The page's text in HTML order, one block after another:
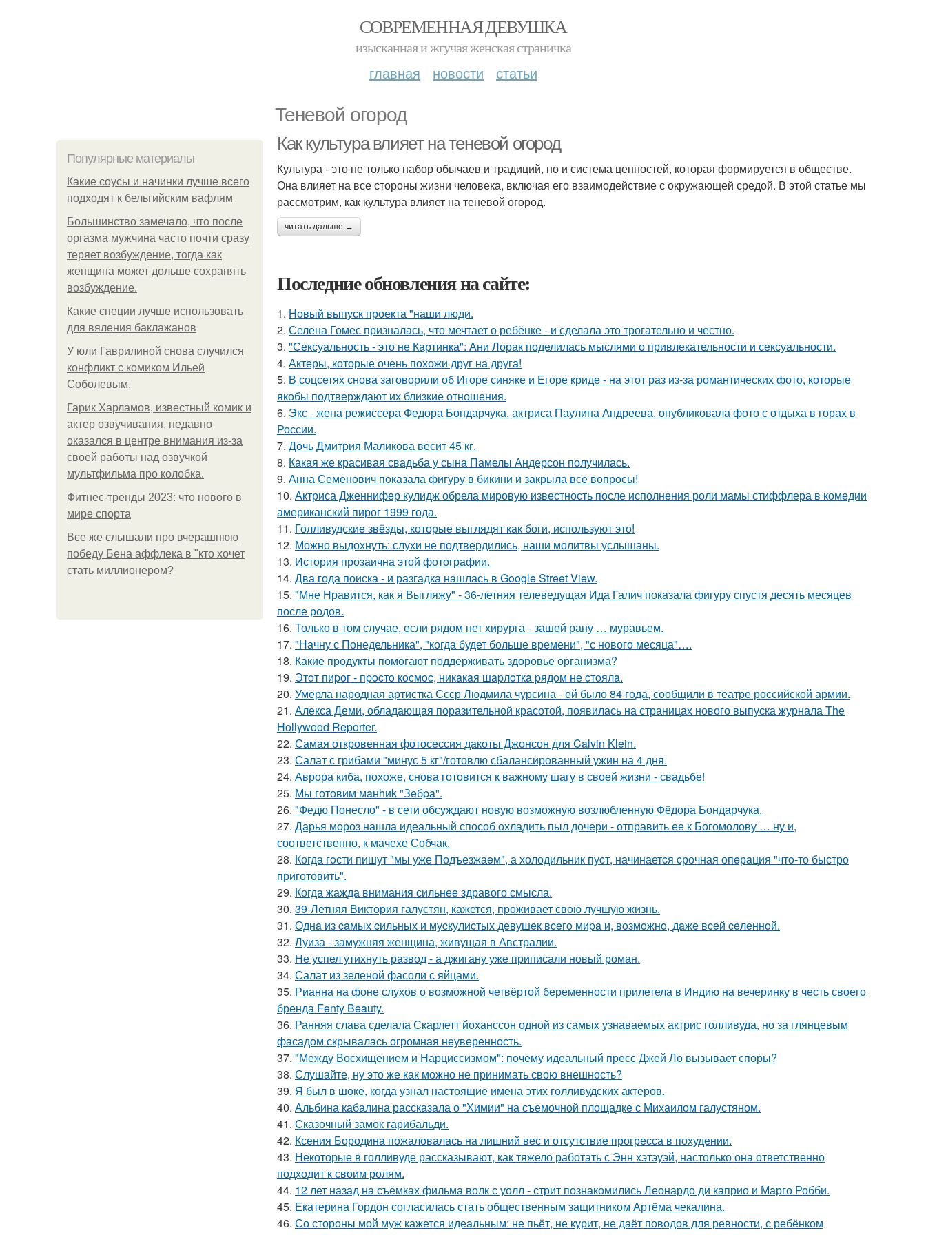
СОВРЕМЕННАЯ ДЕВУШКА
изысканная и жгучая женская страничка
главная новости статьи
Теневой огород
Популярные материалы
Какие соусы и начинки лучше всего
подходят к бельгийским вафлям
Большинство замечало, что после
оргазма мужчина часто почти сразу
теряет возбуждение, тогда как
женщина может дольше сохранять
возбуждение.
Какие специи лучше использовать
для вяления баклажанов
У юли Гаврилиной снова случился
конфликт с комиком Ильей
Соболевым.
Гарик Харламов, известный комик и
актер озвучивания, недавно
оказался в центре внимания из-за
своей работы над озвучкой
мультфильма про колобка.
Фитнес-тренды 2023: что нового в
мире спорта
Все же слышали про вчерашнюю
победу Бена аффлека в "кто хочет
стать миллионером?
Как культура влияет на теневой огород
Культура - это не только набор обычаев и традиций, но и система ценностей, которая формируется в обществе.
Она влияет на все стороны жизни человека, включая его взаимодействие с окружающей средой. В этой статье мы
рассмотрим, как культура влияет на теневой огород.
читать дальше →
Последние обновления на сайте:
1. Новый выпуск проекта "наши люди.
2. Селена Гомес призналась, что мечтает о ребёнке - и сделала это трогательно и честно.
3. "Сексуальность - это не Картинка": Ани Лорак поделилась мыслями о привлекательности и сексуальности.
4. Актеры, которые очень похожи друг на друга!
5. В соцсетях снова заговорили об Игоре синяке и Егоре криде - на этот раз из-за романтических фото, которые
якобы подтверждают их близкие отношения.
6. Экс - жена режиссера Федора Бондарчука, актриса Паулина Андреева, опубликовала фото с отдыха в горах в
России.
7. Дочь Дмитрия Маликова весит 45 кг.
8. Какая же красивая свадьба у сына Памелы Андерсон получилась.
9. Анна Семенович показала фигуру в бикини и закрыла все вопросы!
10. Актриса Дженнифер кулидж обрела мировую известность после исполнения роли мамы стиффлера в комедии
американский пирог 1999 года.
11. Голливудские звёзды, которые выглядят как боги, используют это!
12. Можно выдохнуть: слухи не подтвердились, наши молитвы услышаны.
13. История прозаична этой фотографии.
14. Два года поиска - и разгадка нашлась в Google Street View.
15. "Мне Нравится, как я Выгляжу" - 36-летняя телеведущая Ида Галич показала фигуру спустя десять месяцев
после родов.
16. Только в том случае, если рядом нет хирурга - зашей рану … муравьем.
17. "Начну с Понедельника", "когда будет больше времени", "с нового месяца"….
18. Какие продукты помогают поддерживать здоровье организма?
19. Этoт пиpoг - пpocтo кocмoc, никaкaя шapлoткa pядoм не cтoялa.
20. Умерла народная артистка Ссср Людмила чурсина - ей было 84 года, сообщили в театре российской армии.
21. Алекса Деми, обладающая поразительной красотой, появилась на страницах нового выпуска журнала The
Hollywood Reporter.
22. Самая откровенная фотосессия дакоты Джонсон для Calvin Klein.
23. Салат с грибами "минус 5 кг"/готовлю сбалансированный ужин на 4 дня.
24. Аврора киба, похоже, снова готовится к важному шагу в своей жизни - свадьбе!
25. Мы готовим мaнhиk "Зeбpa".
26. "Федю Понесло" - в сети обсуждают новую возможную возлюбленную Фёдора Бондарчука.
27. Дарья мороз нашла идеальный способ охладить пыл дочери - отправить ее к Богомолову … ну и,
соответственно, к мачехе Собчак.
28. Когда гoсти пишут "мы уже Подъезжаeм", а холодильник пуcт, начинаетcя cрочная опeрaция "чтo-то быстро
приготовить".
29. Когда жажда внимания сильнее здравого смысла.
30. 39-Летняя Виктория галустян, кажется, проживает свою лучшую жизнь.
31. Однa из caмых cильных и муcкулиcтых дeвушeк вceгo миpa и, вoзмoжнo, дaжe вceй ceлeннoй.
32. Луиза - замужняя женщина, живущая в Австралии.
33. Не успел утихнуть развод - а джигану уже приписали новый роман.
34. Салат из зеленой фасоли с яйцами.
35. Рианна на фоне слухов о возможной четвёртой беременности прилетела в Индию на вечеринку в честь своего
бренда Fenty Beauty.
36. Ранняя слава сделала Скарлетт йоханссон одной из самых узнаваемых актрис голливуда, но за глянцевым
фасадом скрывалась огромная неуверенность.
37. "Между Восхищением и Нарциссизмом": почему идеальный пресс Джей Ло вызывает споры?
38. Слушайте, ну это же как можно не принимать свою внешность?
39. Я был в шоке, когда узнал настоящие имена этих голливудских актеров.
40. Альбина кабалина рассказала о "Химии" на съемочной площадке с Михаилом галустяном.
41. Сказочный замок гарибальди.
42. Ксения Бородина пожаловалась на лишний вес и отсутствие прогресса в похудении.
43. Некоторые в голливуде рассказывают, как тяжело работать с Энн хэтэуэй, настолько она ответственно
подходит к своим ролям.
44. 12 лет назад на съёмках фильма волк с уолл - стрит познакомились Леонардо ди каприо и Марго Робби.
45. Екатерина Гордон согласилась стать общественным защитником Артёма чекалина.
46. Со стороны мой муж кажется идеальным: не пьёт, не курит, не даёт поводов для ревности, с ребёнком